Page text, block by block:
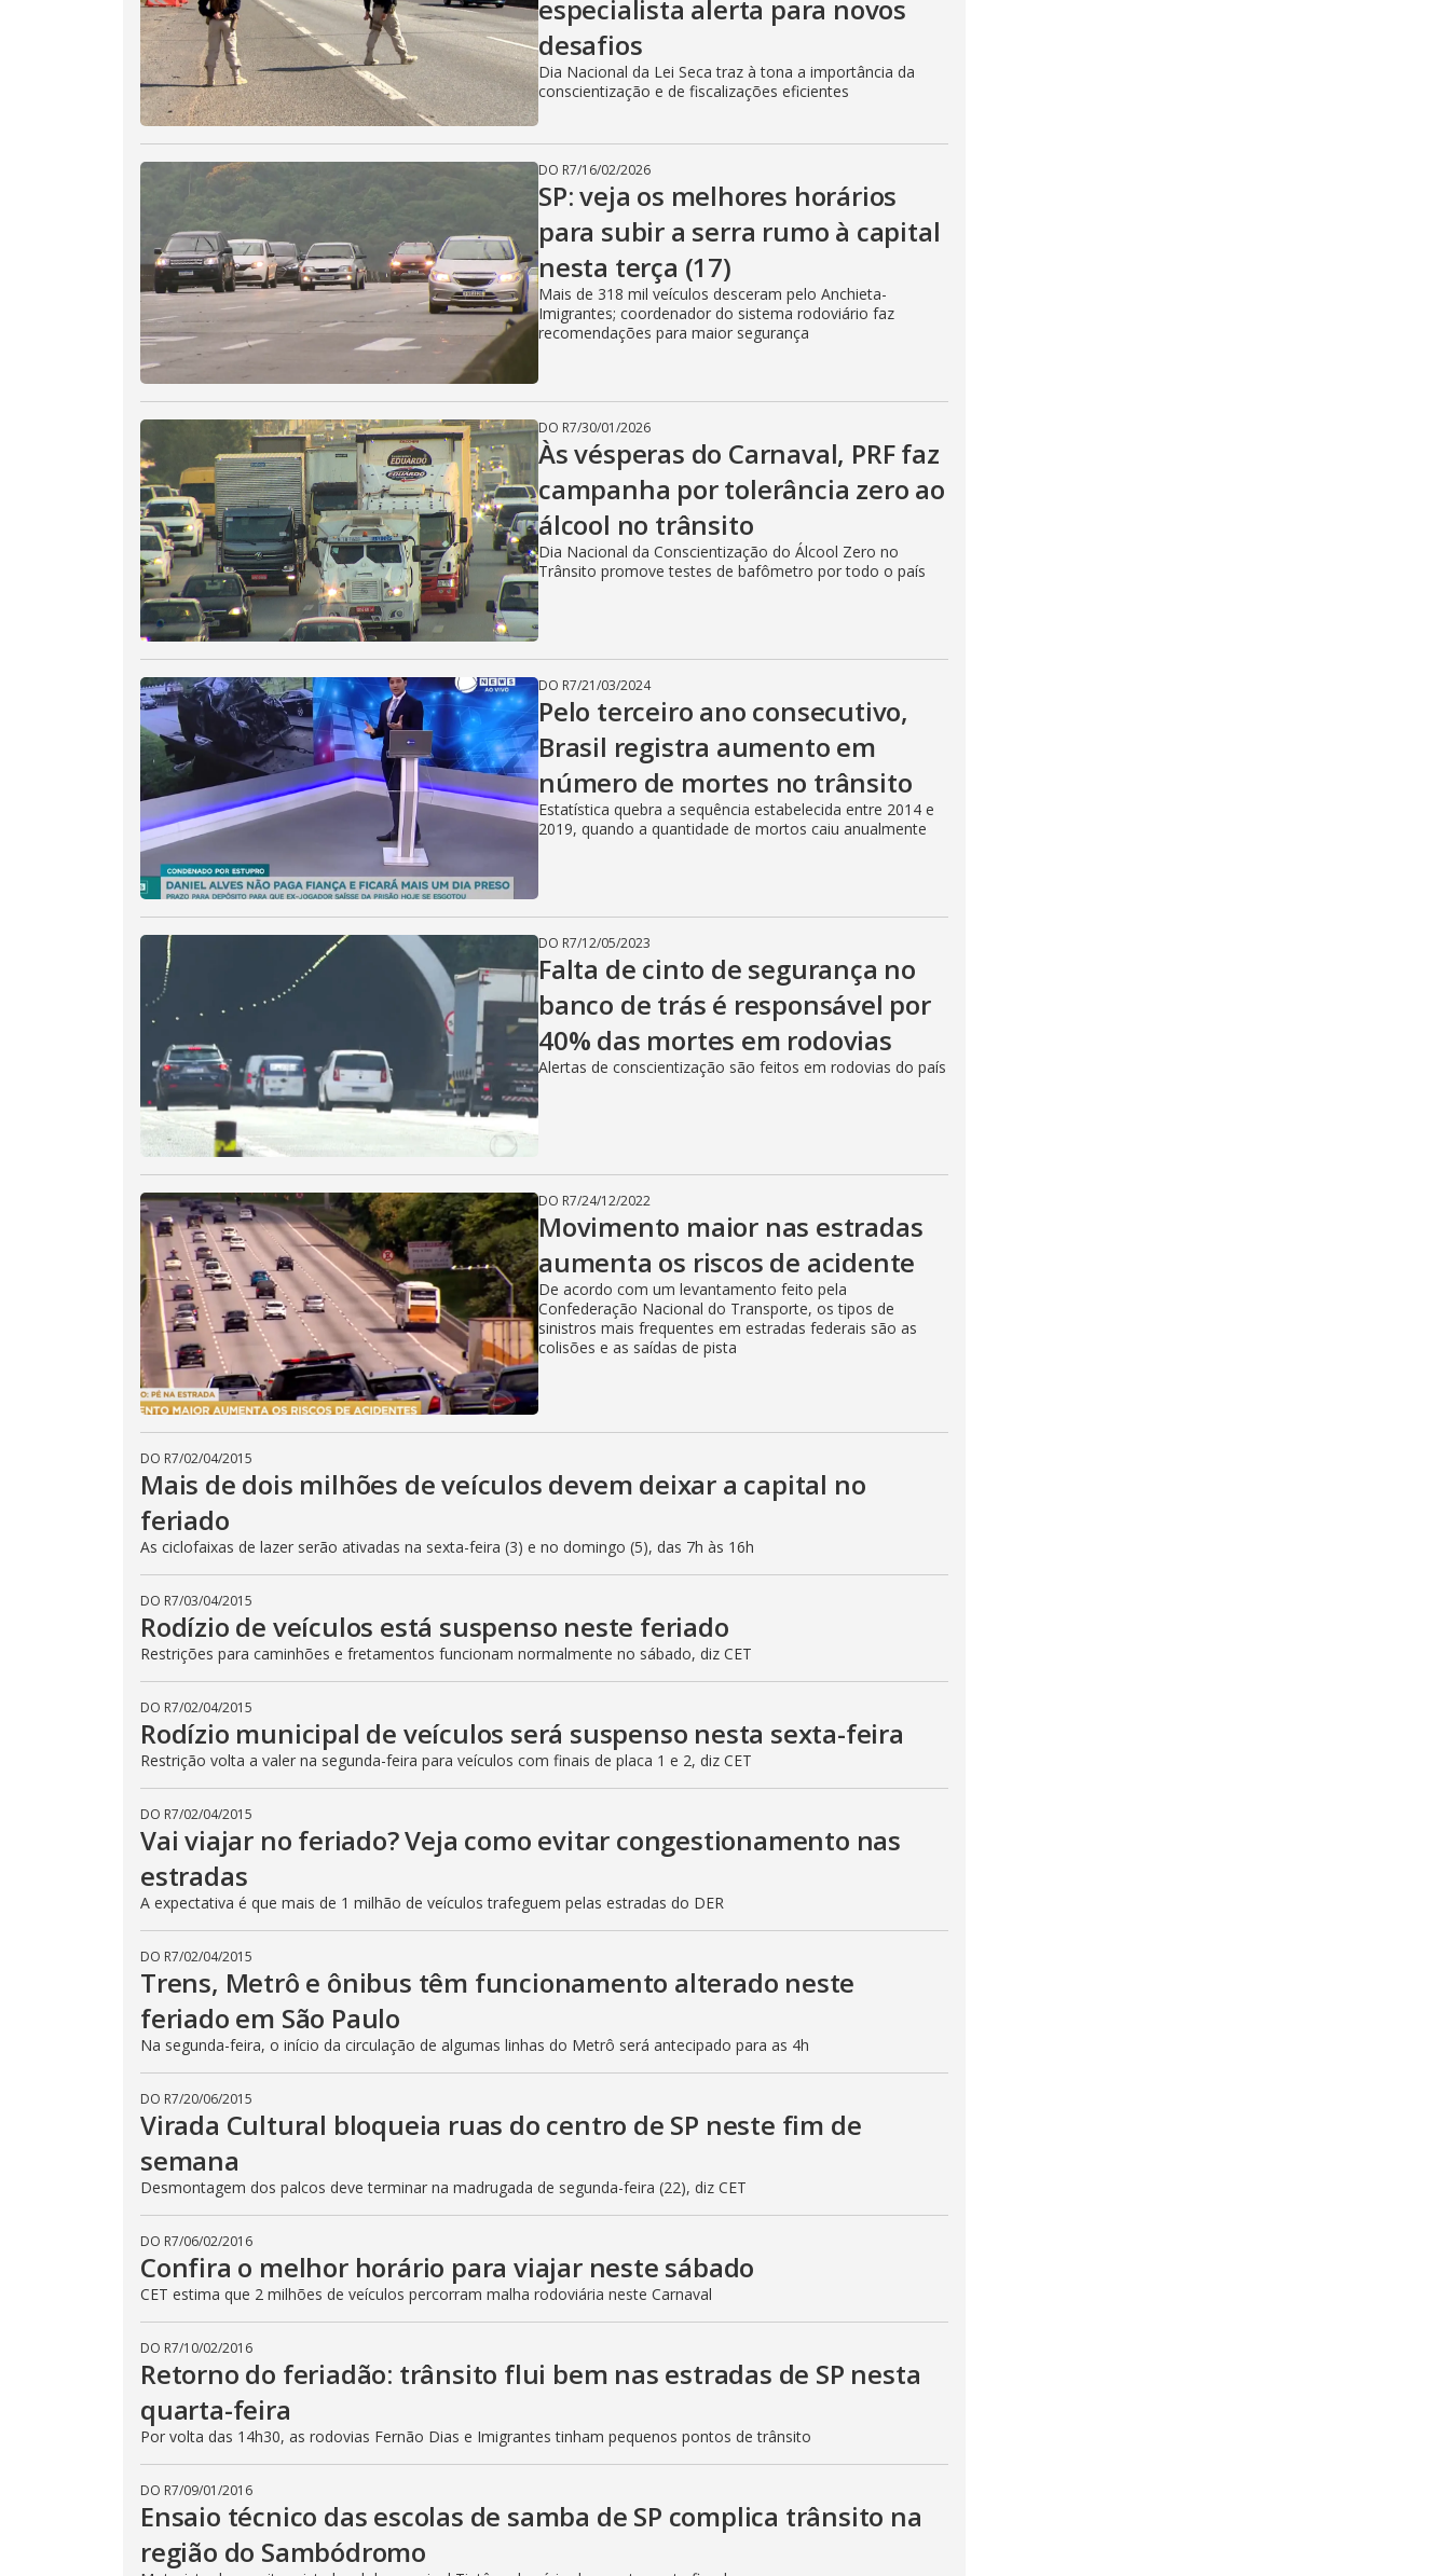
especialista alerta para novos
desafios
Dia Nacional da Lei Seca traz à tona a importância da
conscientização e de fiscalizações eficientes
DO R7/16/02/2026
SP: veja os melhores horários
para subir a serra rumo à capital
nesta terça (17)
Mais de 318 mil veículos desceram pelo Anchieta-
Imigrantes; coordenador do sistema rodoviário faz
recomendações para maior segurança
DO R7/30/01/2026
Às vésperas do Carnaval, PRF faz
campanha por tolerância zero ao
álcool no trânsito
Dia Nacional da Conscientização do Álcool Zero no
Trânsito promove testes de bafômetro por todo o país
DO R7/21/03/2024
Pelo terceiro ano consecutivo,
Brasil registra aumento em
número de mortes no trânsito
Estatística quebra a sequência estabelecida entre 2014 e
2019, quando a quantidade de mortos caiu anualmente
DO R7/12/05/2023
Falta de cinto de segurança no
banco de trás é responsável por
40% das mortes em rodovias
Alertas de conscientização são feitos em rodovias do país
DO R7/24/12/2022
Movimento maior nas estradas
aumenta os riscos de acidente
De acordo com um levantamento feito pela
Confederação Nacional do Transporte, os tipos de
sinistros mais frequentes em estradas federais são as
colisões e as saídas de pista
DO R7/02/04/2015
Mais de dois milhões de veículos devem deixar a capital no
feriado
As ciclofaixas de lazer serão ativadas na sexta-feira (3) e no domingo (5), das 7h às 16h
DO R7/03/04/2015
Rodízio de veículos está suspenso neste feriado
Restrições para caminhões e fretamentos funcionam normalmente no sábado, diz CET
DO R7/02/04/2015
Rodízio municipal de veículos será suspenso nesta sexta-feira
Restrição volta a valer na segunda-feira para veículos com finais de placa 1 e 2, diz CET
DO R7/02/04/2015
Vai viajar no feriado? Veja como evitar congestionamento nas
estradas
A expectativa é que mais de 1 milhão de veículos trafeguem pelas estradas do DER
DO R7/02/04/2015
Trens, Metrô e ônibus têm funcionamento alterado neste
feriado em São Paulo
Na segunda-feira, o início da circulação de algumas linhas do Metrô será antecipado para as 4h
DO R7/20/06/2015
Virada Cultural bloqueia ruas do centro de SP neste fim de
semana
Desmontagem dos palcos deve terminar na madrugada de segunda-feira (22), diz CET
DO R7/06/02/2016
Confira o melhor horário para viajar neste sábado
CET estima que 2 milhões de veículos percorram malha rodoviária neste Carnaval
DO R7/10/02/2016
Retorno do feriadão: trânsito flui bem nas estradas de SP nesta
quarta-feira
Por volta das 14h30, as rodovias Fernão Dias e Imigrantes tinham pequenos pontos de trânsito
DO R7/09/01/2016
Ensaio técnico das escolas de samba de SP complica trânsito na
região do Sambódromo